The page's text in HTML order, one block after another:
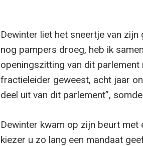
Dewinter liet het sneertje van
nog pampers droeg, heb ik
openingszitting van dit
fractieleider geweest, acht jaar
deel uit van dit parlement”,
Dewinter kwam op zijn beurt met
kiezer u zo lang een mandaat